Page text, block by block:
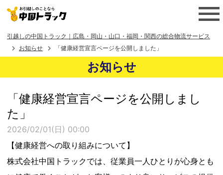
引越しの中国トラック｜広島・岡山・山口・福岡・関西の総合物流サービス
お知らせ
「健康経営宣言ページを公開しました」
お知らせ
「健康経営宣言ページを公開しまし
た」
2026/02/01(日) 00:00
【健康経営への取り組みについて】
株式会社中国トラックでは、従業員一人ひとりが心身とも